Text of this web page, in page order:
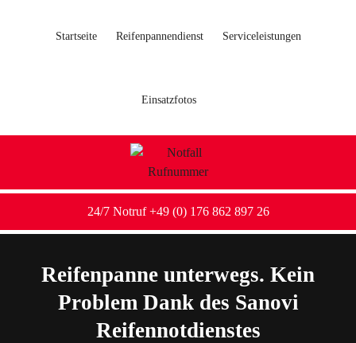
Startseite Reifenpannendienst Serviceleistungen
Einsatzfotos
24/7 Notruf +49 (0) 176 862 897 26
Reifenpanne unterwegs. Kein
Problem Dank des Sanovi
Reifennotdienstes